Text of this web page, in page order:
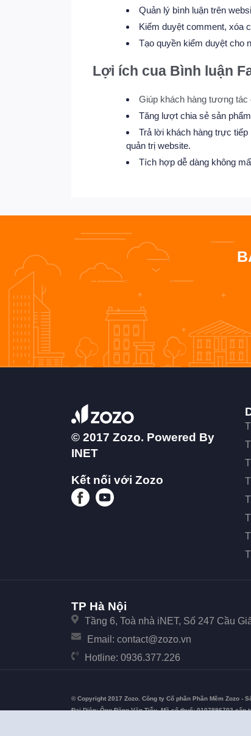
Quản lý bình luận trên
Kiểm duyệt comment, xóa
Tạo quyền kiểm duyệt cho
Lợi ích cua Bình luận
Giúp khách hàng tương tác
Tăng lượt chia sẻ sản
Trả lời khách hàng trực tiếp
quản trị website.
Tích hợp dễ dàng không
© 2017 Zozo. Powered By
INET
Kết nối với Zozo
TP Hà Nội
Tầng 6, Toà nhà iNET, Số 247 Cầu
Email: contact@zozo.vn
Hotline: 0936.377.226
© Copyright 2017 Zozo. Công ty Cổ phần Phần Mềm Zozo -
Đại Diện: Ông Đặng Văn Tiễu. Mã số thuế: 0107896702